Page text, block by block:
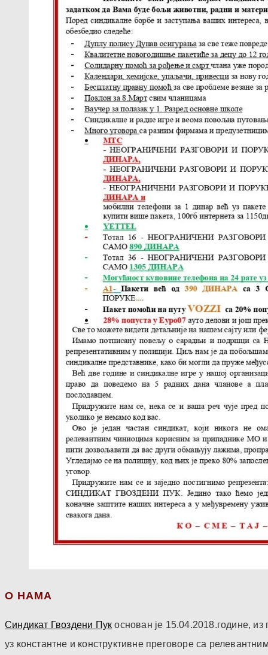
О НАМА
Синдикат Гвоздени Пук основан је 15.04.2018.године,
уз константне и конструктивне преговоре са